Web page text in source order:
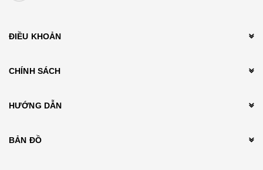
ĐIỀU KHOẢN
CHÍNH SÁCH
HƯỚNG DẪN
BẢN ĐỒ